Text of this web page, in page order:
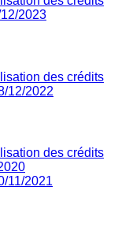
2023
des crédits
12/2022
des crédits
11/2021